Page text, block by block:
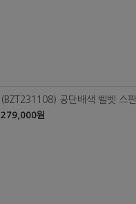
(BZT231108) 공단배색 벨벳 스
279,000원